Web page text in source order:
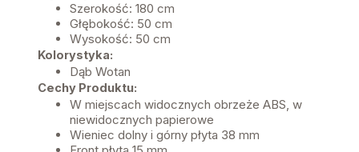
Szerokość: 180 cm
Głębokość: 50 cm
Wysokość: 50 cm
Kolorystyka:
Dąb Wotan
Cechy Produktu:
W miejscach widocznych obrzeże ABS, w
niewidocznych papierowe
Wieniec dolny i górny płyta 38 mm